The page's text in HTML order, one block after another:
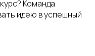
Команда
идею в успешный